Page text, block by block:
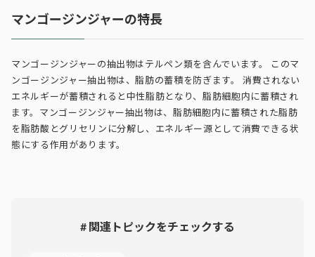
マンゴージンジャーの特長
マンゴージンジャーの抽出物はテルペン類を含んでいます。 このマ
ンゴージンジャー抽出物は、脂肪の蓄積を防ぎます。 消費されない
エネルギーが蓄積されると中性脂肪となり、脂肪細胞内に蓄積され
ます。マンゴージンジャー抽出物は、脂肪細胞内に蓄積された脂肪
を脂肪酸とグリセリンに分解し、エネルギー源として消費できる状
態にする作用があります。
# 関連トピックをチェックする